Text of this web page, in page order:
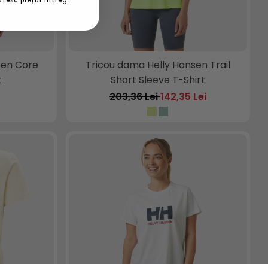
Core
Tricou dama Helly Hansen Trail
Short Sleeve T-Shirt
203,36 Lei142,35 Lei